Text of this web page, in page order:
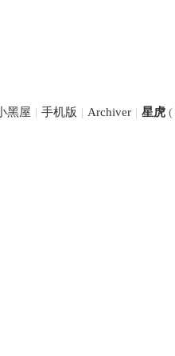
黑屋 | 手机版 | Archiver | 星虎(